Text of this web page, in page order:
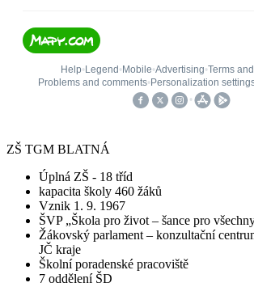
ZŠ TGM BLATNÁ
Úplná ZŠ - 18 tříd
kapacita školy 460 žáků
Vznik 1. 9. 1967
ŠVP „Škola pro život – šance pro
Žákovský parlament – konzultační
JČ kraje
Školní poradenské pracoviště
7 oddělení ŠD